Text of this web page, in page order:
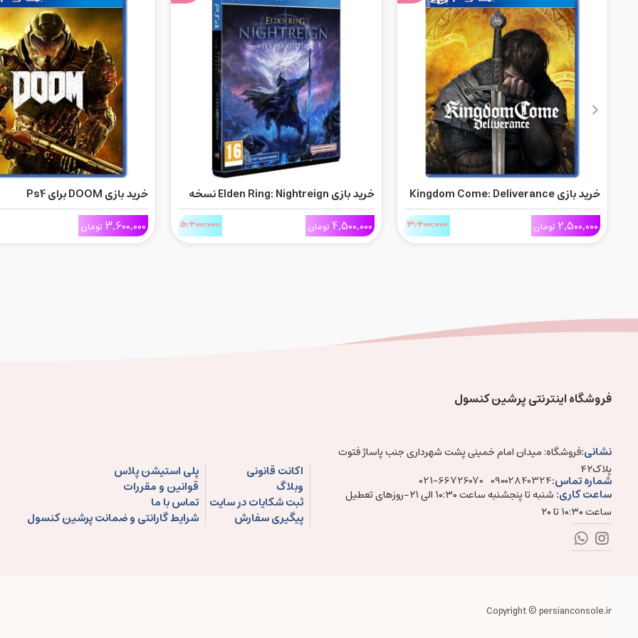
خرید بازی Kingdom Come: Deliverance
برای Ps4
2,500,000تومان 3,200,000
خرید بازی Elden Ring: Nightreign نسخه
Seekers Edition برای Ps4
4,500,000 تومان 5,200,000
خرید بازی DOOM برای Ps4
3,600,000تومان
فروشگاه اینترنتی پرشین کنسول
نشانی:فروشگاه: میدان امام خمینی پشت شهرداری جنب پاساژ فتوت
پلاک۴۲
شماره تماس:09002840324
021-66726070
ساعت کاری:
شنبه تا پنجشنبه ساعت ۱۰:۳۰ الی ۲۱-روزهای تعطیل
ساعت ۱۰:۳۰ تا ۲۰
اکانت قانونی
پلی استیشن پلاس
وبلاگ
قوانین و مقررات
ثبت شکایات در سایت
تماس با ما
پیگیری سفارش
شرایط گارانتی و ضمانت پرشین کنسول
Copyright © persianconsole.ir